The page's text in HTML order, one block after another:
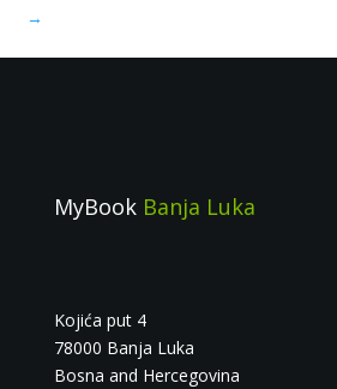
→
MyBook Banja Luka
Kojića put 4
78000 Banja Luka
Bosna and Hercegovina